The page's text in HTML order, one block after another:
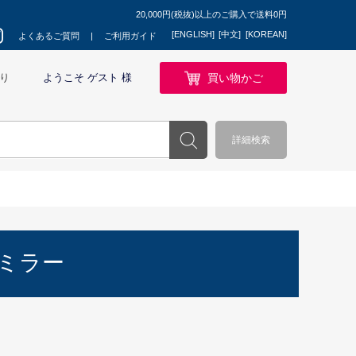
20,000円(税抜)以上のご購入で送料0円
よくあるご質問 ご利用ガイド [ENGLISH] [中文] [KOREAN]
ようこそ ゲスト 様 買い物かご
詳細検索
ラー